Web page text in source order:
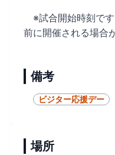
※試合開始時刻で
前に開催される場合
備考
ビジター応援デー
場所